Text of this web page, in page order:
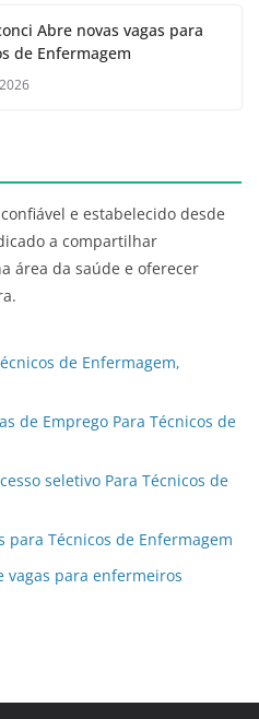
Abre novas vagas para
de Enfermagem
e estabelecido desde
a compartilhar
área da saúde e oferecer
de Enfermagem,
de Emprego Para Técnicos de
seletivo Para Técnicos de
para Técnicos de Enfermagem
vagas para enfermeiros